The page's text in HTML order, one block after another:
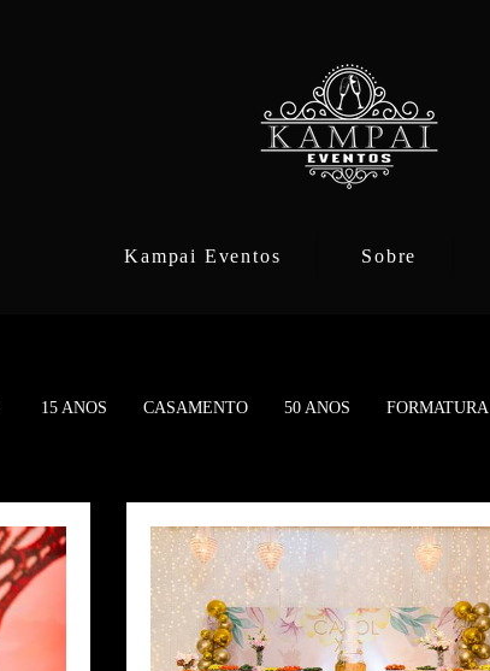
Kampai Eventos Sobre
15 ANOS CASAMENTO 50 ANOS FORMATURA